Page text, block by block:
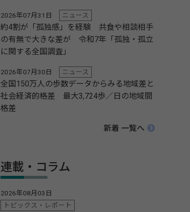
2026年07月31日 ニュース
約4割が「孤独感」を経験 共食や相談相手
の有無で大きな差が 令和7年「孤独・孤立
に関する全国調査」
2026年07月30日 ニュース
全国150万人の歩数データからみる地域差と
社会経済的格差 最大3,724歩／日の地域間
格差
新着 一覧へ
連載・コラム
2026年08月03日
トピックス・レポート